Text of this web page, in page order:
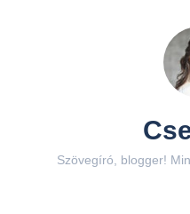
Szövegíró, blogger!